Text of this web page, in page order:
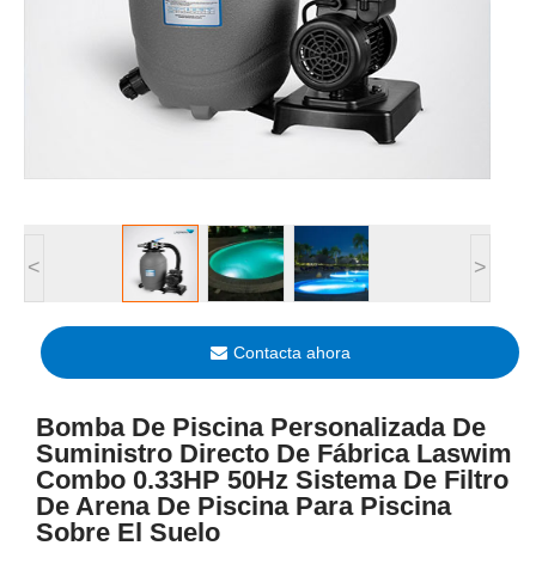
< >
Contacta ahora
Bomba De Piscina Personalizada De
Suministro Directo De Fábrica Laswim
Combo 0.33HP 50Hz Sistema De Filtro
De Arena De Piscina Para Piscina
Sobre El Suelo